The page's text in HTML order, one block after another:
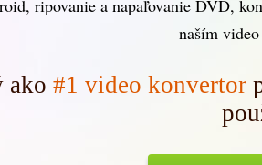
ripovanie a napaľovanie DVD,
naším
ako #1 video konvertor